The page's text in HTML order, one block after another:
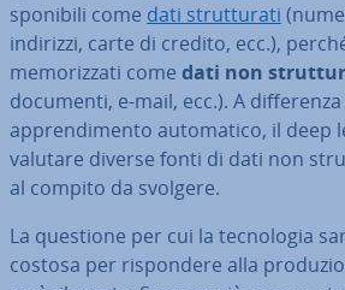
spo­ni­bi­li come dati strut­tu­ra­ti
indirizzi, carte di credito, ecc.),
me­mo­riz­za­ti come dati non
documenti, e-mail, ecc.). A
ap­pren­di­men­to au­to­ma­ti­co, il deep
valutare diverse fonti di dati non
al compito da svolgere.
La questione per cui la tec­no­lo­gia
costosa per ri­spon­de­re alla